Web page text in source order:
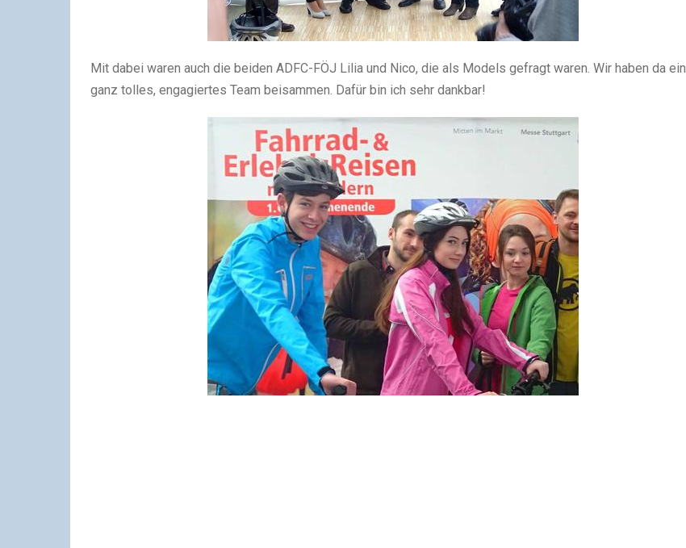
Mit dabei waren auch die beiden ADFC-FÖJ Lilia und Nico, die als Models gefragt waren. Wir haben da ein
ganz tolles, engagiertes Team beisammen. Dafür bin ich sehr dankbar!